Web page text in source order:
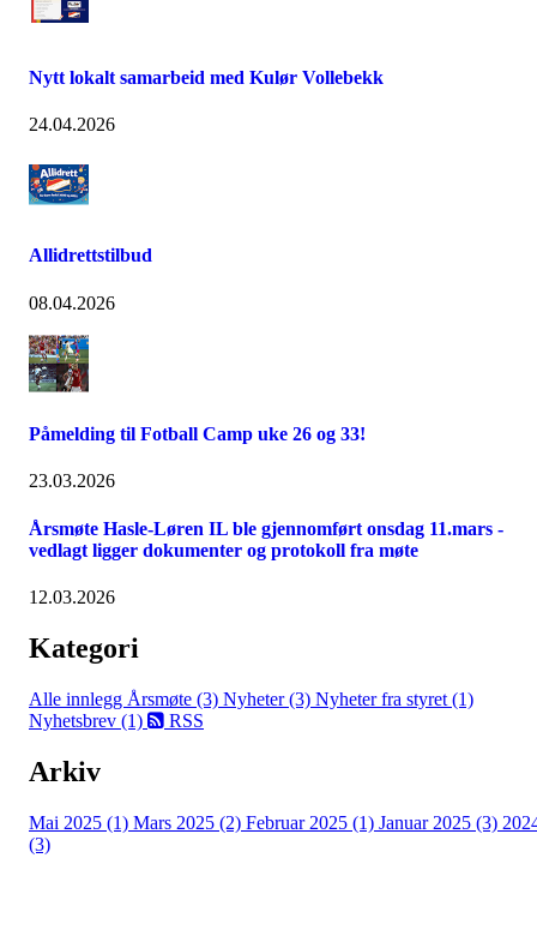
Nytt lokalt samarbeid med Kulør Vollebekk
24.04.2026
Allidrettstilbud
08.04.2026
Påmelding til Fotball Camp uke 26 og 33!
23.03.2026
Årsmøte Hasle-Løren IL ble gjennomført onsdag 11.mars -
vedlagt ligger dokumenter og protokoll fra møte
12.03.2026
Kategori
Alle innlegg Årsmøte (3) Nyheter (3) Nyheter fra styret (1)
Nyhetsbrev (1)
RSS
Arkiv
Mai 2025 (1) Mars 2025 (2) Februar 2025 (1) Januar 2025 (3)
(3)